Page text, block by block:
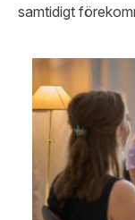
samtidigt